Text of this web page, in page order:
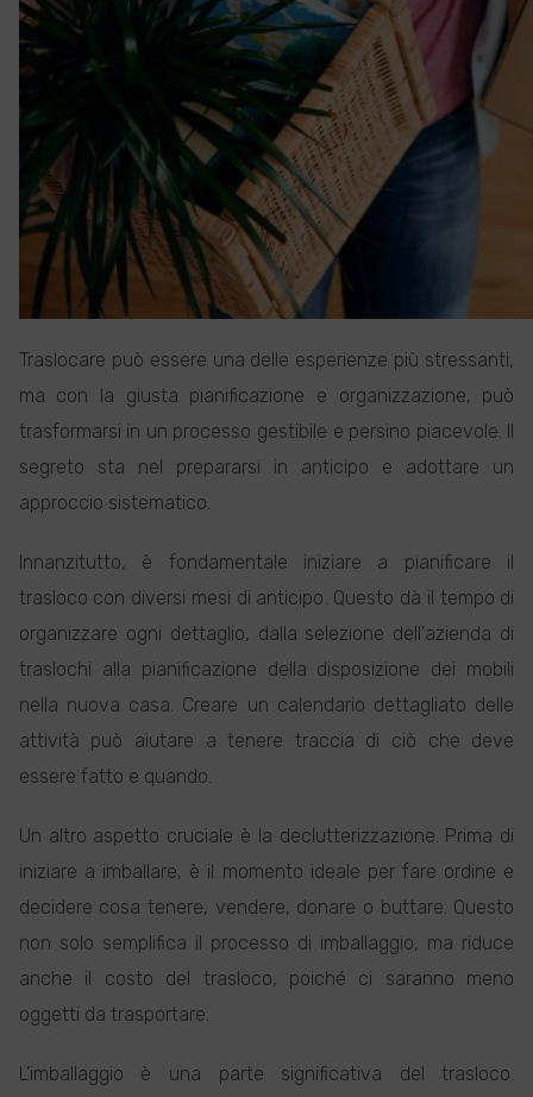
Traslocare può essere una delle esperienze più stressanti,
ma con la giusta pianificazione e organizzazione, può
trasformarsi in un processo gestibile e persino piacevole. Il
segreto sta nel prepararsi in anticipo e adottare un
approccio sistematico.
Innanzitutto, è fondamentale iniziare a pianificare il
trasloco con diversi mesi di anticipo. Questo dà il tempo di
organizzare ogni dettaglio, dalla selezione dell'azienda di
traslochi alla pianificazione della disposizione dei mobili
nella nuova casa. Creare un calendario dettagliato delle
attività può aiutare a tenere traccia di ciò che deve
essere fatto e quando.
Un altro aspetto cruciale è la declutterizzazione. Prima di
iniziare a imballare, è il momento ideale per fare ordine e
decidere cosa tenere, vendere, donare o buttare. Questo
non solo semplifica il processo di imballaggio, ma riduce
anche il costo del trasloco, poiché ci saranno meno
oggetti da trasportare.
L'imballaggio è una parte significativa del trasloco.